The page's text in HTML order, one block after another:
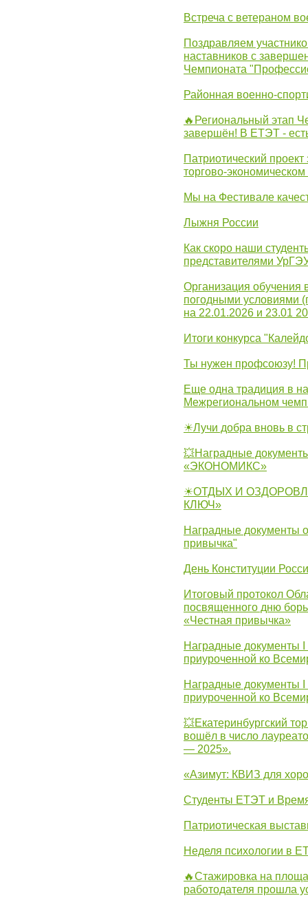
Встреча с ветераном
Поздравляем
наставников с
Чемпионата
Районная военно-
🔥Региональный этап
завершён! В ЕТЭТ -
Патриотический
торгово-
Мы на Фестивале
Лыжня России
Как скоро наши
представителями
Организация обучения
погодными условиями
на 22.01.2026 и 23.01
Итоги конкурса
Ты нужен профсоюзу!
Еще одна традиция в
Межрегиональном
☀Лучи добра вновь в
💥Наградные
«ЭКОНОМИКС»
☀ОТДЫХ И
КЛЮЧ»
Наградные документы
привычка"
День Конституции
Итоговый протокол
посвященного дню
«Честная привычка»
Наградные документы
приуроченной ко
Наградные документы
приуроченной ко
💥Екатеринбургский
вошёл в число
— 2025».
«Азимут: КВИЗ для
Студенты ЕТЭТ и
Патриотическая
Неделя психологии в
🔥Стажировка на
работодателя прошла